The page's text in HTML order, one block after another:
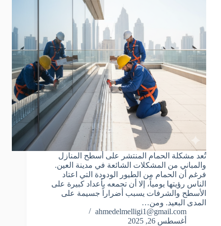
تُعد مشكلة الحمام المنتشر على أسطح المنازل
والمباني من المشكلات الشائعة في مدينة العين.
فرغم أن الحمام من الطيور الودودة التي اعتاد
الناس رؤيتها يومياً، إلا أن تجمعه بأعداد كبيرة على
الأسطح والشرفات يسبب أضراراً جسيمة على
المدى البعيد. ومن…
ahmedelmelligi1@gmail.com
أغسطس 26, 2025